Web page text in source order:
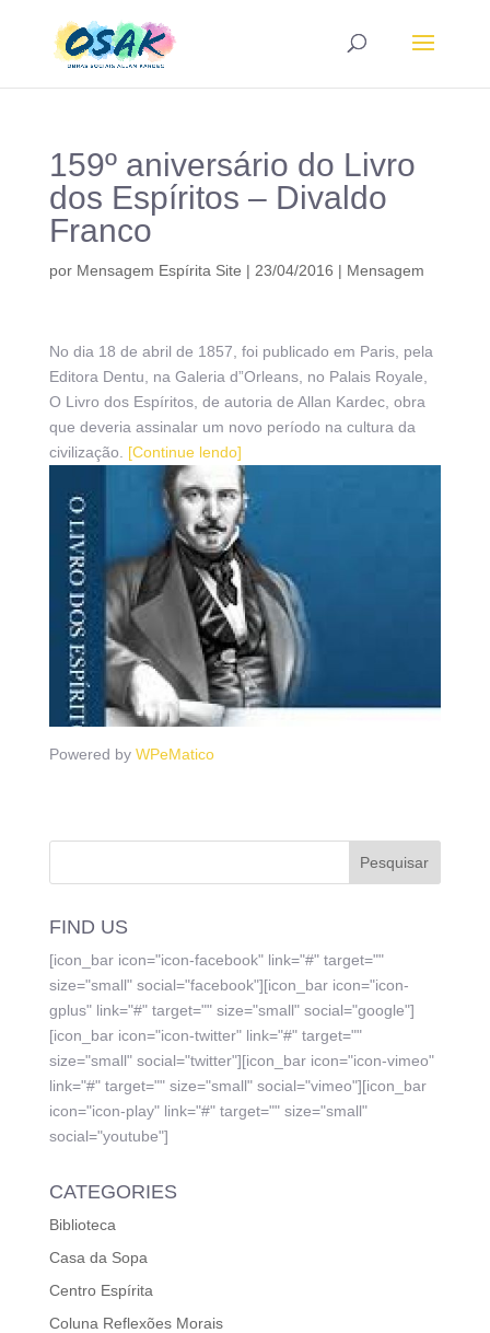
159º aniversário do Livro
dos Espíritos – Divaldo
Franco
por Mensagem Espírita Site | 23/04/2016 | Mensagem
No dia 18 de abril de 1857, foi publicado em Paris, pela
Editora Dentu, na Galeria d”Orleans, no Palais Royale,
O Livro dos Espíritos, de autoria de Allan Kardec, obra
que deveria assinalar um novo período na cultura da
civilização. [Continue lendo]
Powered by WPeMatico
FIND US
[icon_bar icon="icon-facebook" link="#" target=""
size="small" social="facebook"][icon_bar icon="icon-
gplus" link="#" target="" size="small" social="google"]
[icon_bar icon="icon-twitter" link="#" target=""
size="small" social="twitter"][icon_bar icon="icon-vimeo"
link="#" target="" size="small" social="vimeo"][icon_bar
icon="icon-play" link="#" target="" size="small"
social="youtube"]
CATEGORIES
Biblioteca
Casa da Sopa
Centro Espírita
Coluna Reflexões Morais